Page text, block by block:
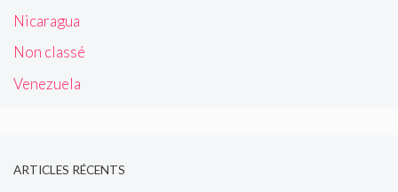
Nicaragua
Non classé
Venezuela
ARTICLES RÉCENTS